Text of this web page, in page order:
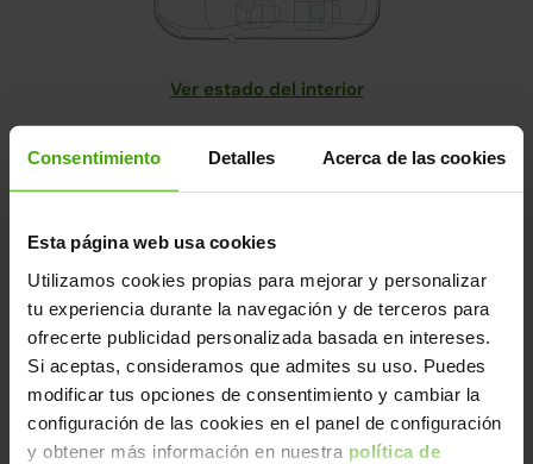
Consentimiento Detalles Acerca de las cookies
Esta página web usa cookies
Utilizamos cookies propias para mejorar y personalizar
tu experiencia durante la navegación y de terceros para
ofrecerte publicidad personalizada basada en intereses.
Si aceptas, consideramos que admites su uso. Puedes
modificar tus opciones de consentimiento y cambiar la
configuración de las cookies en el panel de configuración
y obtener más información en nuestra política de
Ver estado del interior
2/ Certificamos: mecánica, ruedas, frenos, suspensión
mantenimiento.
Historial Carfax.Saber más
Nuestros coches son únicos.